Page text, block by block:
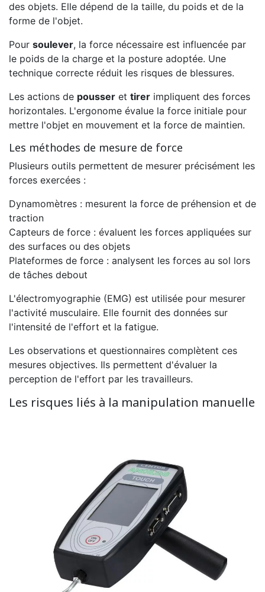
des objets. Elle dépend de la taille, du poids et de la
forme de l'objet.
Pour soulever, la force nécessaire est influencée par
le poids de la charge et la posture adoptée. Une
technique correcte réduit les risques de blessures.
Les actions de pousser et tirer impliquent des forces
horizontales. L'ergonome évalue la force initiale pour
mettre l'objet en mouvement et la force de maintien.
Les méthodes de mesure de force
Plusieurs outils permettent de mesurer précisément les
forces exercées :
Dynamomètres : mesurent la force de préhension et de
traction
Capteurs de force : évaluent les forces appliquées sur
des surfaces ou des objets
Plateformes de force : analysent les forces au sol lors
de tâches debout
L'électromyographie (EMG) est utilisée pour mesurer
l'activité musculaire. Elle fournit des données sur
l'intensité de l'effort et la fatigue.
Les observations et questionnaires complètent ces
mesures objectives. Ils permettent d'évaluer la
perception de l'effort par les travailleurs.
Les risques liés à la manipulation manuelle